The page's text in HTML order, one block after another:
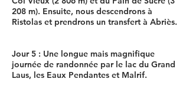
208 m). Ensuite, nous descendrons à
Ristolas et prendrons un transfert à Abriès.
Jour 5 : Une longue mais magnifique
journée de randonnée par le lac du Grand
Laus, les Eaux Pendantes et Malrif.